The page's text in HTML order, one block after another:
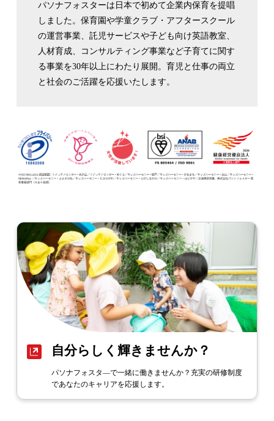
パソナフォスターは日本で初めて企業内保育を提唱
しました。保育園や学童クラブ・アフタースクール
の運営事業、託児サービスや子ども向け英語教室、
人材育成、コンサルティング事業など子育てに関す
る事業を30年以上にわたり展開。育児と仕事の両立
と社会のご活躍を応援いたします。
自分らしく輝きませんか？
パソナフォスタ―で一緒に働きませんか？充実の研修制度
であなたのキャリアを応援します。